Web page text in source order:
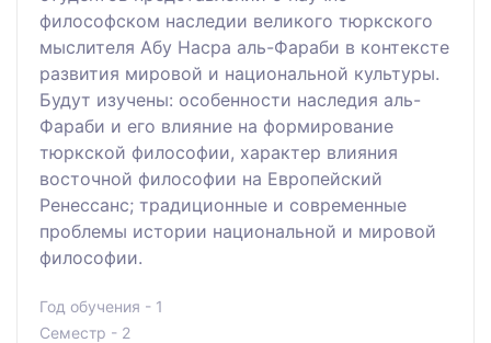
философском наследии великого тюркского
мыслителя Абу Насра аль-Фараби в контексте
развития мировой и национальной культуры.
Будут изучены: особенности наследия аль-
Фараби и его влияние на формирование
тюркской философии, характер влияния
восточной философии на Европейский
Ренессанс; традиционные и современные
проблемы истории национальной и мировой
философии.
Год обучения - 1
Семестр - 2